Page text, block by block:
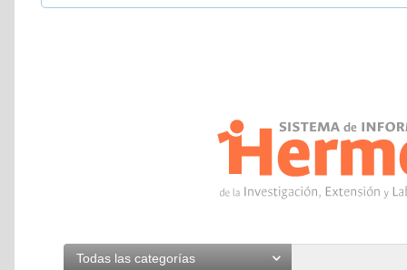
Todas las categorías